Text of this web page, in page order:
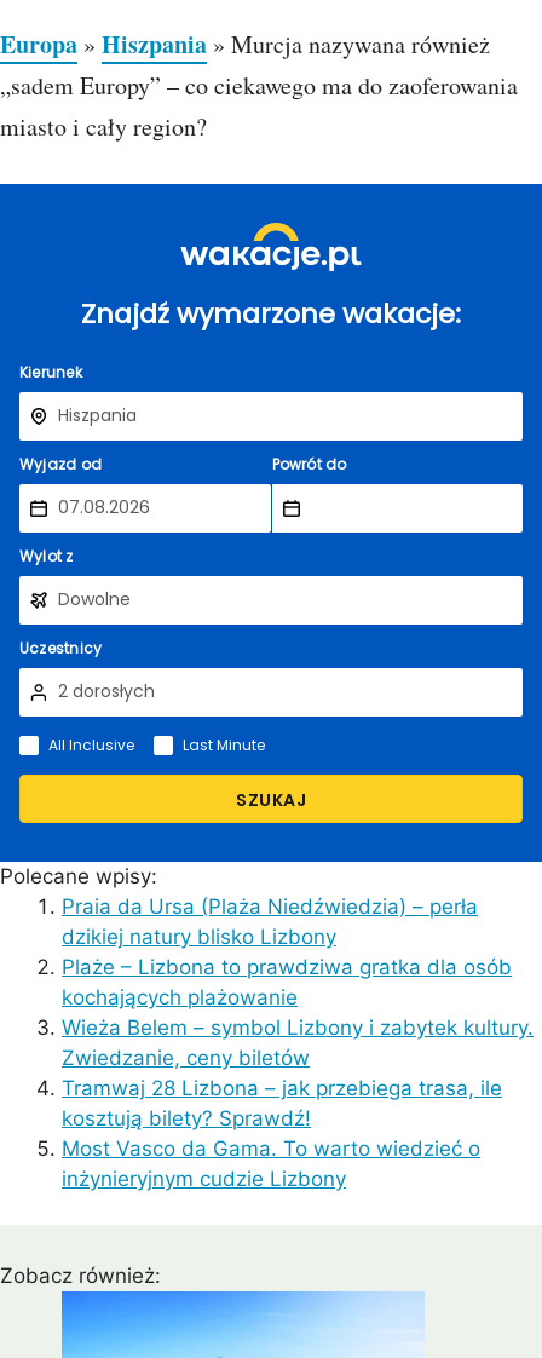
Europa » Hiszpania » Murcja nazywana również
„sadem Europy” – co ciekawego ma do zaoferowania
miasto i cały region?
Znajdź wymarzone wakacje:
Kierunek
Wyjazd od Powrót do
Wylot z
Uczestnicy
SZUKAJ
All Inclusive Last Minute
Polecane wpisy:
Praia da Ursa (Plaża Niedźwiedzia) – perła
dzikiej natury blisko Lizbony
Plaże – Lizbona to prawdziwa gratka dla osób
kochających plażowanie
Wieża Belem – symbol Lizbony i zabytek kultury.
Zwiedzanie, ceny biletów
Tramwaj 28 Lizbona – jak przebiega trasa, ile
kosztują bilety? Sprawdź!
Most Vasco da Gama. To warto wiedzieć o
inżynieryjnym cudzie Lizbony
Zobacz również: